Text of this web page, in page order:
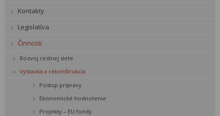
Kontakty
Legislatíva
Činnosti
Rozvoj cestnej siete
Výstavba a rekonštrukcia
Postup prípravy
Ekonomické hodnotenie
Projekty – EU fondy